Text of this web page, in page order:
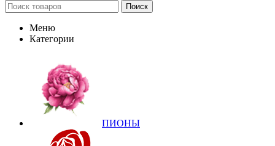
Поиск
Меню
Категории
ПИОНЫ